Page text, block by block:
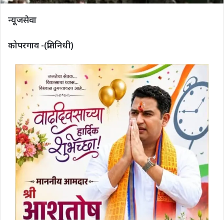
न्यूजसेवा
कोपरगाव -(प्रतिनिधी)